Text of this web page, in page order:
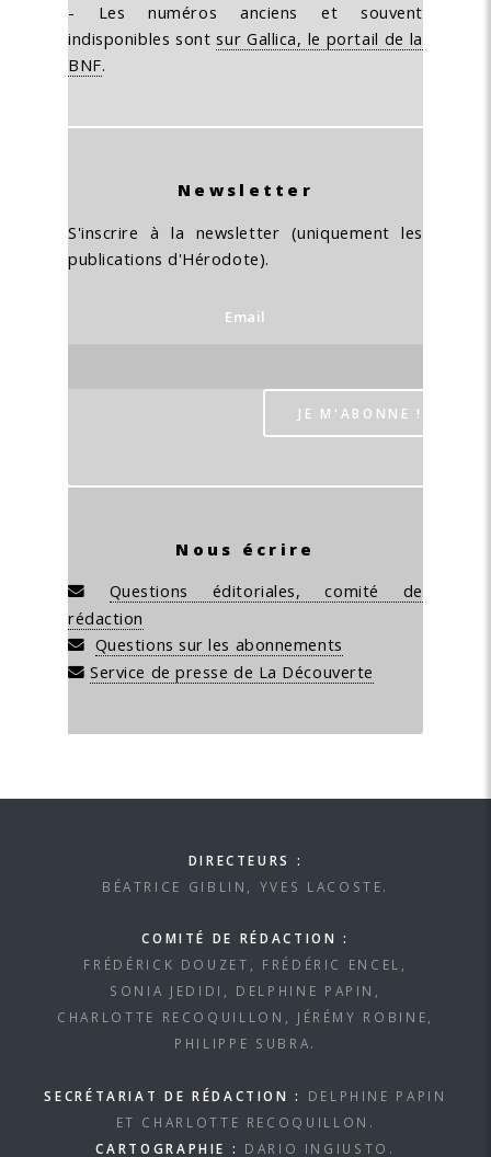
- Les numéros anciens et souvent
indisponibles sontsur Gallica, le portail de la
BNF.
Newsletter
S'inscrire à la newsletter (uniquement les
publications d'Hérodote).
Email
Nous écrire
Questions éditoriales, comité de
rédaction
Questions sur les abonnements
Service de presse de La Découverte
DIRECTEURS :
BÉATRICE GIBLIN, YVES LACOSTE.
COMITÉ DE RÉDACTION :
FRÉDÉRICK DOUZET, FRÉDÉRIC ENCEL,
SONIA JEDIDI, DELPHINE PAPIN,
CHARLOTTE RECOQUILLON, JÉRÉMY ROBINE,
PHILIPPE SUBRA.
SECRÉTARIAT DE RÉDACTION :
DELPHINE PAPIN
ET CHARLOTTE RECOQUILLON.
CARTOGRAPHIE :
DARIO INGIUSTO.